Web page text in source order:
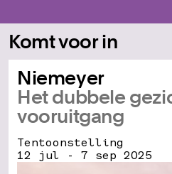
Komt voor in
Niemeyer
Het dubbele
vooruitgang
Tentoonstelling
12 jul - 7 sep 2025